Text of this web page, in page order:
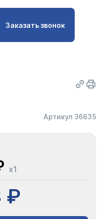
Заказать звонок
Артикул 36635
x1
₽